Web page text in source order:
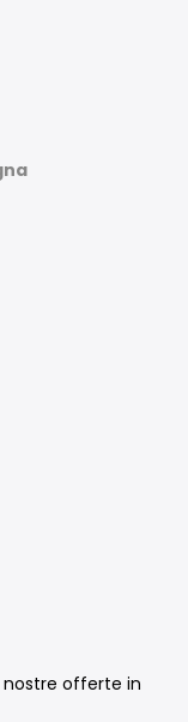
nostre offerte in